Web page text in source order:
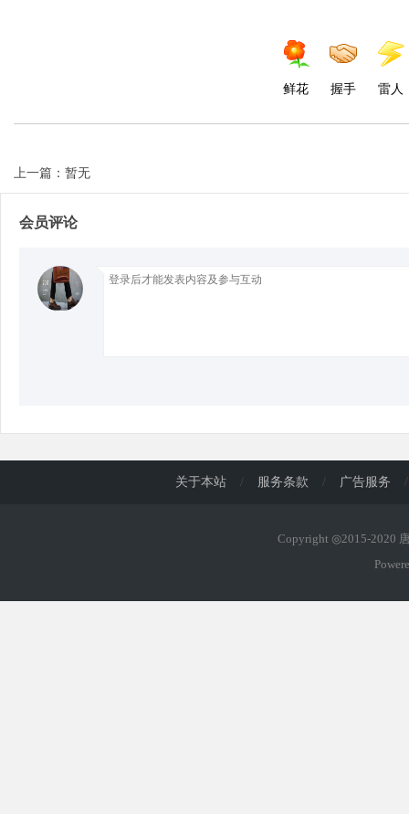
鲜花 握手 雷人
上一篇：暂无
会员评论
关于本站 / 服务条款 / 广告服务 /
Copyright ◎2015-2020